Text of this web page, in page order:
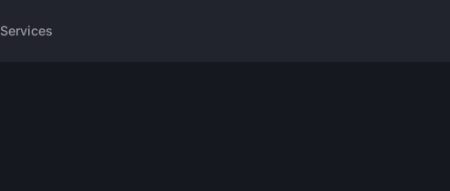
Services